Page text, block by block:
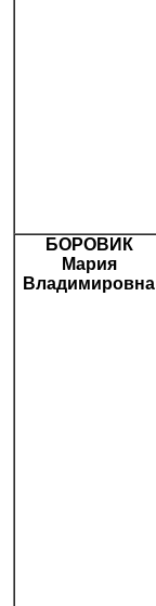
БОРОВИК
Мария
Владимировна